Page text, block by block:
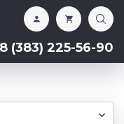
8 (383) 225-56-90